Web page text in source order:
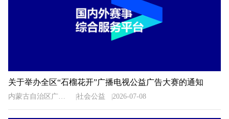
关于举办全区“石榴花开”广播电视公益广告大赛的通知
内蒙古自治区广播电视局 社会公益 2026-07-08